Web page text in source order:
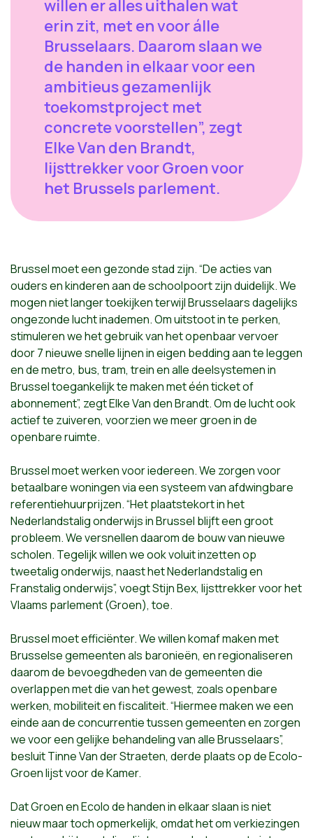
willen er alles uithalen wat
erin zit, met en voor álle
Brusselaars. Daarom slaan we
de handen in elkaar voor een
ambitieus gezamenlijk
toekomstproject met
concrete voorstellen”, zegt
Elke Van den Brandt,
lijsttrekker voor Groen voor
het Brussels parlement.
Brussel moet een gezonde stad zijn. “De acties van
ouders en kinderen aan de schoolpoort zijn duidelijk. We
mogen niet langer toekijken terwijl Brusselaars dagelijks
ongezonde lucht inademen. Om uitstoot in te perken,
stimuleren we het gebruik van het openbaar vervoer
door 7 nieuwe snelle lijnen in eigen bedding aan te leggen
en de metro, bus, tram, trein en alle deelsystemen in
Brussel toegankelijk te maken met één ticket of
abonnement”, zegt Elke Van den Brandt. Om de lucht ook
actief te zuiveren, voorzien we meer groen in de
openbare ruimte.
Brussel moet werken voor iedereen. We zorgen voor
betaalbare woningen via een systeem van afdwingbare
referentiehuurprijzen. “Het plaatstekort in het
Nederlandstalig onderwijs in Brussel blijft een groot
probleem. We versnellen daarom de bouw van nieuwe
scholen. Tegelijk willen we ook voluit inzetten op
tweetalig onderwijs, naast het Nederlandstalig en
Franstalig onderwijs”, voegt Stijn Bex, lijsttrekker voor het
Vlaams parlement (Groen), toe.
Brussel moet efficiënter. We willen komaf maken met
Brusselse gemeenten als baronieën, en regionaliseren
daarom de bevoegdheden van de gemeenten die
overlappen met die van het gewest, zoals openbare
werken, mobiliteit en fiscaliteit. “Hiermee maken we een
einde aan de concurrentie tussen gemeenten en zorgen
we voor een gelijke behandeling van alle Brusselaars”,
besluit Tinne Van der Straeten, derde plaats op de Ecolo-
Groen lijst voor de Kamer.
Dat Groen en Ecolo de handen in elkaar slaan is niet
nieuw maar toch opmerkelijk, omdat het om verkiezingen